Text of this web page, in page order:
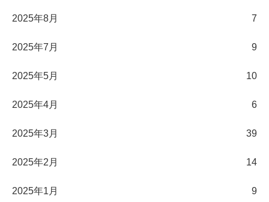
2025年8月 7
2025年7月 9
2025年5月 10
2025年4月 6
2025年3月 39
2025年2月 14
2025年1月 9